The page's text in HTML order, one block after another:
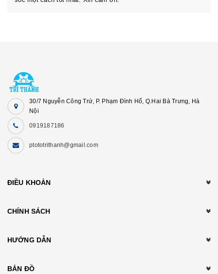
30/7 Nguyễn Công Trứ, P. Phạm Đình Hổ, Q.Hai Bà Trưng, Hà
Nội
0919187186
ptototrithanh@gmail.com
ĐIỀU KHOẢN
CHÍNH SÁCH
HƯỚNG DẪN
BẢN ĐỒ